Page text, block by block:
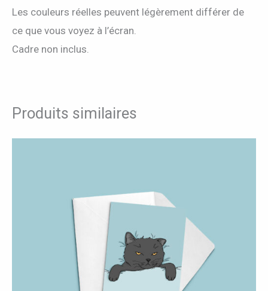
Les couleurs réelles peuvent légèrement différer de
ce que vous voyez à l’écran.
Cadre non inclus.
Produits similaires
10,00 €plusieurs
variations.
Les
options
peuvent